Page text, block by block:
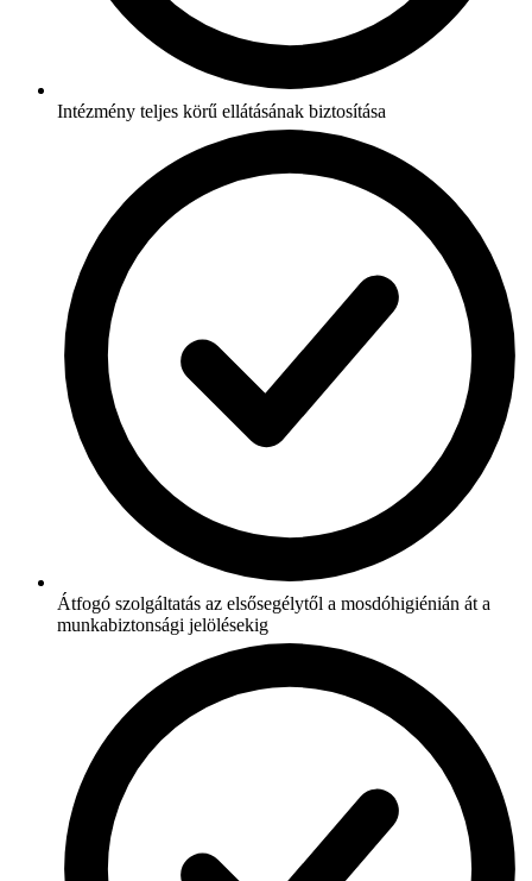
Intézmény teljes körű ellátásának biztosítása
Átfogó szolgáltatás az elsősegélytől a mosdóhigiénián át a
munkabiztonsági jelölésekig